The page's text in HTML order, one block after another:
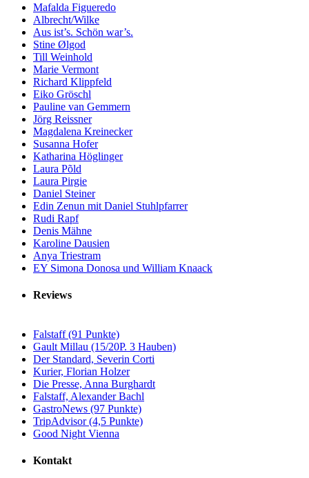
Mafalda Figueredo
Albrecht/Wilke
Aus ist’s. Schön war’s.
Stine Ølgod
Till Weinhold
Marie Vermont
Richard Klippfeld
Eiko Gröschl
Pauline van Gemmern
Jörg Reissner
Magdalena Kreinecker
Susanna Hofer
Katharina Höglinger
Laura Põld
Laura Pirgie
Daniel Steiner
Edin Zenun mit Daniel Stuhlpfarrer
Rudi Rapf
Denis Mähne
Karoline Dausien
Anya Triestram
EY Simona Donosa und William Knaack
Reviews
Falstaff (91 Punkte)
Gault Millau (15/20P. 3 Hauben)
Der Standard, Severin Corti
Kurier, Florian Holzer
Die Presse, Anna Burghardt
Falstaff, Alexander Bachl
GastroNews (97 Punkte)
TripAdvisor (4,5 Punkte)
Good Night Vienna
Kontakt